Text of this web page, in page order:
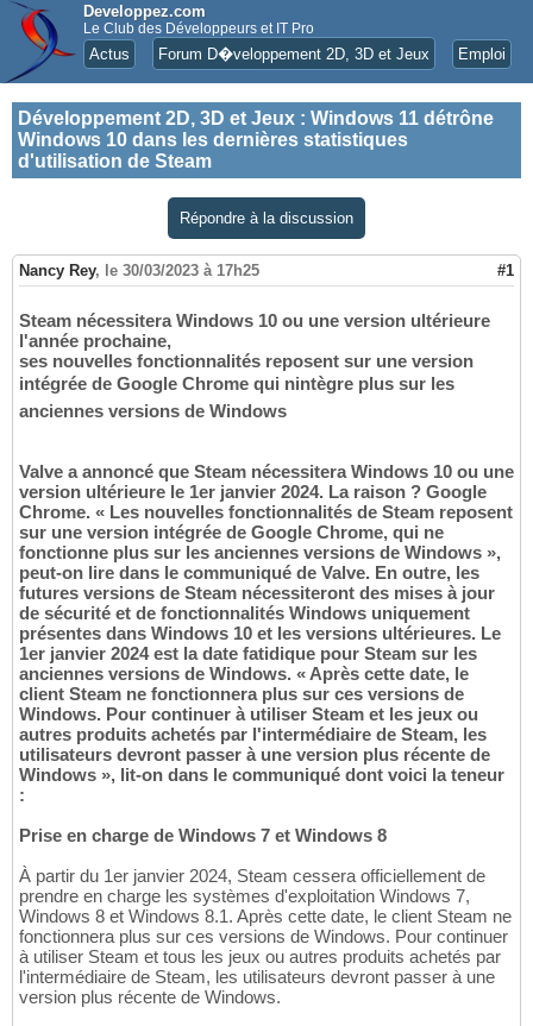
Developpez.com
Le Club des Développeurs et IT Pro
Actus Forum D�veloppement 2D, 3D et Jeux Emploi
Développement 2D, 3D et Jeux : Windows 11 détrône
Windows 10 dans les dernières statistiques
d'utilisation de Steam
Répondre à la discussion
Nancy Rey, le 30/03/2023 à 17h25 #1
Steam nécessitera Windows 10 ou une version ultérieure
l'année prochaine,
ses nouvelles fonctionnalités reposent sur une version
intégrée de Google Chrome qui nintègre plus sur les
anciennes versions de Windows
Valve a annoncé que Steam nécessitera Windows 10 ou une
version ultérieure le 1er janvier 2024. La raison ? Google
Chrome. « Les nouvelles fonctionnalités de Steam reposent
sur une version intégrée de Google Chrome, qui ne
fonctionne plus sur les anciennes versions de Windows »,
peut-on lire dans le communiqué de Valve. En outre, les
futures versions de Steam nécessiteront des mises à jour
de sécurité et de fonctionnalités Windows uniquement
présentes dans Windows 10 et les versions ultérieures. Le
1er janvier 2024 est la date fatidique pour Steam sur les
anciennes versions de Windows. « Après cette date, le
client Steam ne fonctionnera plus sur ces versions de
Windows. Pour continuer à utiliser Steam et les jeux ou
autres produits achetés par l'intermédiaire de Steam, les
utilisateurs devront passer à une version plus récente de
Windows », lit-on dans le communiqué dont voici la teneur
:
Prise en charge de Windows 7 et Windows 8
À partir du 1er janvier 2024, Steam cessera officiellement de
prendre en charge les systèmes d'exploitation Windows 7,
Windows 8 et Windows 8.1. Après cette date, le client Steam ne
fonctionnera plus sur ces versions de Windows. Pour continuer
à utiliser Steam et tous les jeux ou autres produits achetés par
l'intermédiaire de Steam, les utilisateurs devront passer à une
version plus récente de Windows.